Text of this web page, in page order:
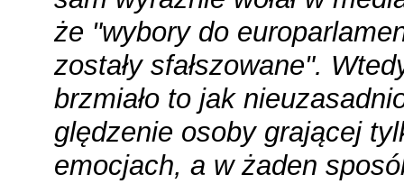
że "wybory do
zostały sfałszowane".
brzmiało to jak
ględzenie osoby grającej
emocjach, a w żaden